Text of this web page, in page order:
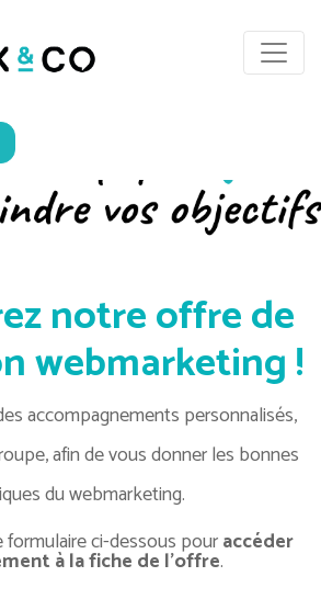
notre offre de
webmarketing !
accompagnements personnalisés,
afin de vous donner les bonnes
du webmarketing.
formulaire ci-dessous pouraccéder
à la fiche de l'offre.